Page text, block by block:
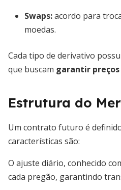
Swaps:acordo para
moedas.
Cada tipo de derivativo
que buscam garantir
Estrutura do
Um contrato futuro é
características são:
O ajuste diário, conhecido
cada pregão, garantindo